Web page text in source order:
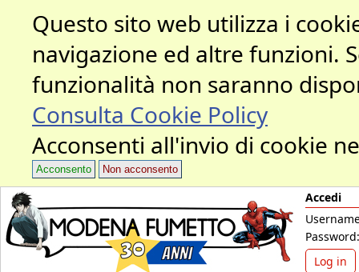
Questo sito web utilizza i
navigazione ed altre funzioni.
funzionalità non saranno
Consulta Cookie Policy
Acconsenti all'invio di cookie
Acconsento Non acconsento
Accedi
Password:
Log in